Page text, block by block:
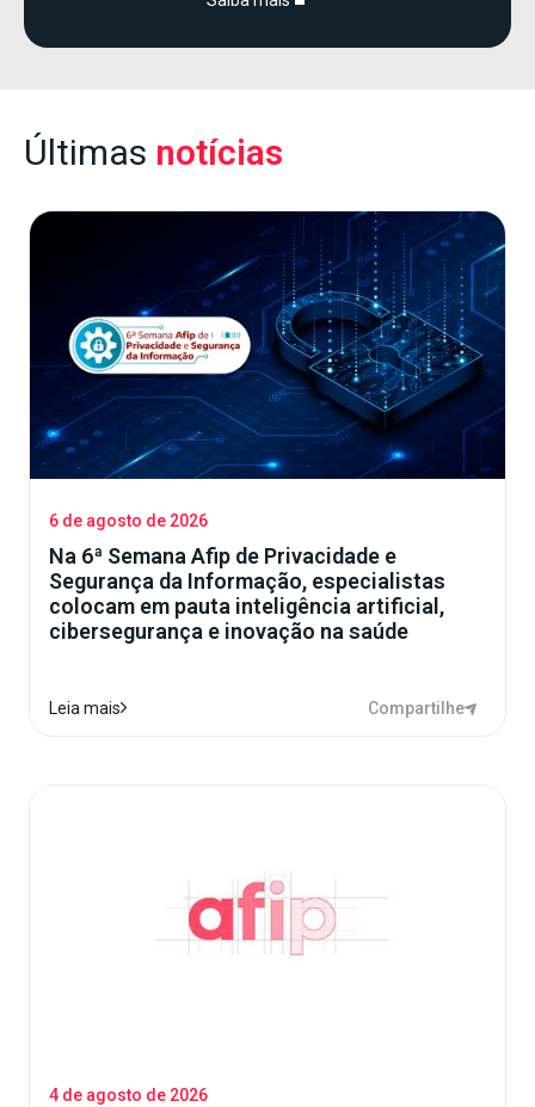
Últimas notícias
6 de agosto de 2026
Na 6ª Semana Afip de Privacidade e
Segurança da Informação, especialistas
colocam em pauta inteligência artificial,
cibersegurança e inovação na saúde
Leia mais Compartilhe
4 de agosto de 2026